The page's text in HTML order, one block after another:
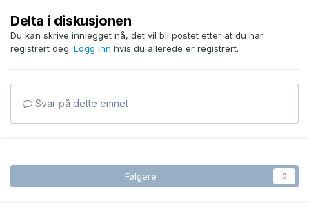
Delta i diskusjonen
Du kan skrive innlegget nå, det vil bli postet etter at du har
registrert deg. Logg inn hvis du allerede er registrert.
Svar på dette emnet
Følgere 0